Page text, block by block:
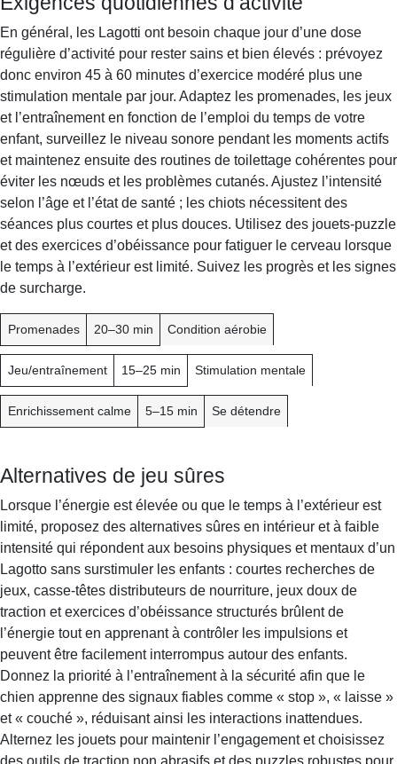
En général, les Lagotti ont besoin chaque jour d’une dose
régulière d’activité pour rester sains et bien élevés : prévoyez
donc environ 45 à 60 minutes d’exercice modéré plus une
stimulation mentale par jour. Adaptez les promenades, les jeux
et l’entraînement en fonction de l’emploi du temps de votre
enfant, surveillez le niveau sonore pendant les moments actifs
et maintenez ensuite des routines de toilettage cohérentes pour
éviter les nœuds et les problèmes cutanés. Ajustez l’intensité
selon l’âge et l’état de santé ; les chiots nécessitent des
séances plus courtes et plus douces. Utilisez des jouets-puzzle
et des exercices d’obéissance pour fatiguer le cerveau lorsque
le temps à l’extérieur est limité. Suivez les progrès et les signes
de surcharge.
A
C
T
I
D
U
R
É
O
B
J
E
Promenades 20–30 min Condition aérobie
Jeu/entraînement 15–25 min Stimulation mentale
Enrichissement calme 5–15 min Se détendre
Alternatives de jeu sûres
Lorsque l’énergie est élevée ou que le temps à l’extérieur est
limité, proposez des alternatives sûres en intérieur et à faible
intensité qui répondent aux besoins physiques et mentaux d’un
Lagotto sans surstimuler les enfants : courtes recherches de
jeux, casse‑têtes distributeurs de nourriture, jeux doux de
traction et exercices d’obéissance structurés brûlent de
l’énergie tout en apprenant à contrôler les impulsions et
peuvent être facilement interrompus autour des enfants.
Donnez la priorité à l’entraînement à la sécurité afin que le
chien apprenne des signaux fiables comme « stop », « laisse »
et « couché », réduisant ainsi les interactions inattendues.
Alternez les jouets pour maintenir l’engagement et choisissez
des outils de traction non abrasifs et des puzzles robustes pour